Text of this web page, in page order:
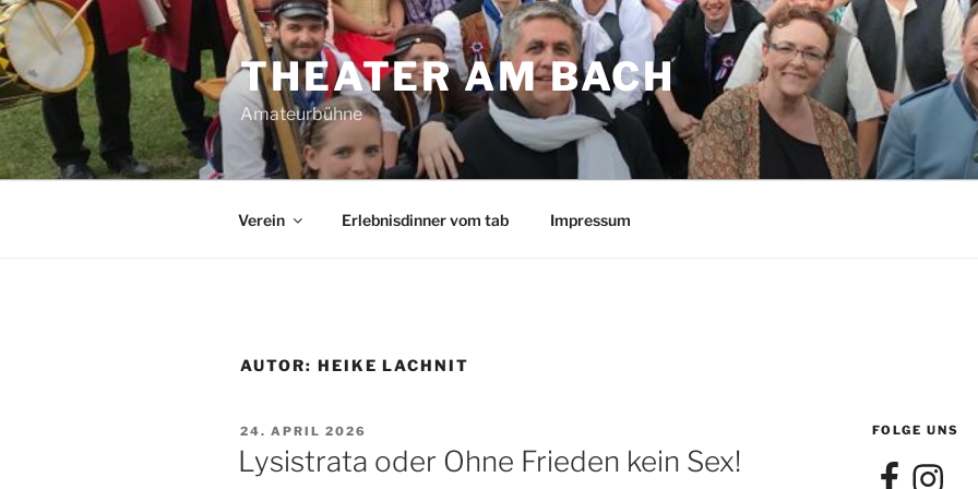
Zum
Inhalt
springen
THEATER AM BACH
Amateurbühne
Verein Erlebnisdinner vom tab Impressum
AUTOR: HEIKE LACHNIT
VERÖFFENTLICHT
AM
24. APRIL 2026
Lysistrata oder Ohne Frieden kein Sex!
FOLGE UNS
Facebook